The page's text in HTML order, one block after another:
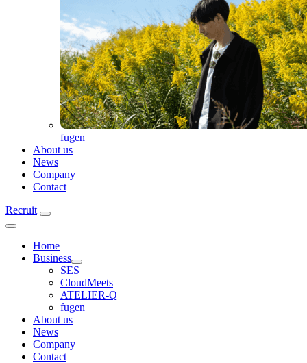
fugen
About us
News
Company
Contact
Recruit
Home
Business
SES
CloudMeets
ATELIER-Q
fugen
About us
News
Company
Contact